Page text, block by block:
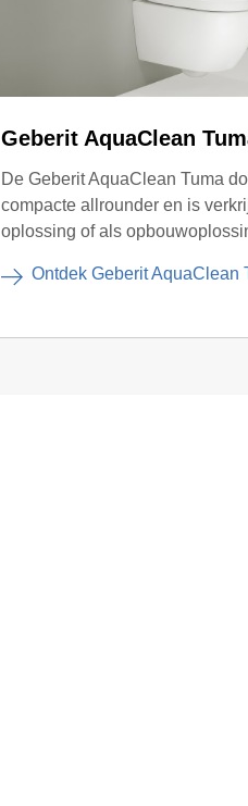
Geberit AquaClean
De Geberit AquaClean Tuma
compacte allrounder en is
oplossing of als
Ontdek Geberit AquaClean